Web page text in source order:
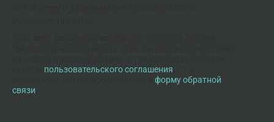
пользовательского соглашения
форму обратной
связи